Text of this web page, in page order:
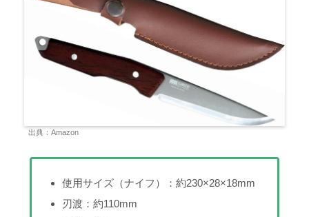
出典：Amazon
使用サイズ（ナイフ）：約230×28×18mm
刃渡：約110mm